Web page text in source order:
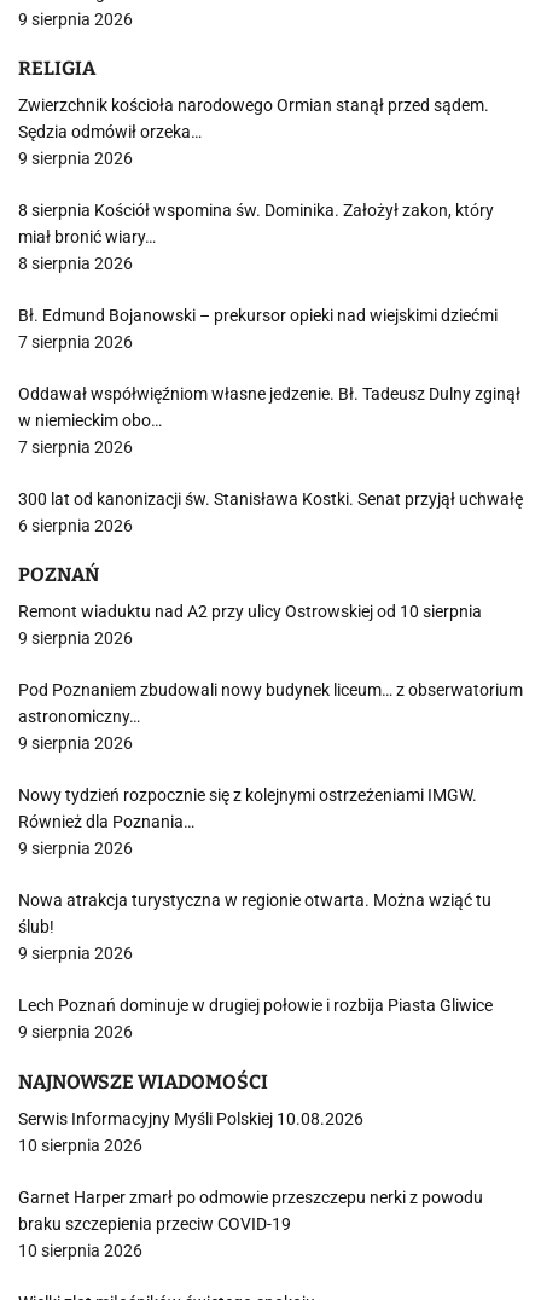
9 sierpnia 2026
RELIGIA
Zwierzchnik kościoła narodowego Ormian stanął przed sądem.
Sędzia odmówił orzeka…
9 sierpnia 2026
8 sierpnia Kościół wspomina św. Dominika. Założył zakon, który
miał bronić wiary…
8 sierpnia 2026
Bł. Edmund Bojanowski – prekursor opieki nad wiejskimi dziećmi
7 sierpnia 2026
Oddawał współwięźniom własne jedzenie. Bł. Tadeusz Dulny zginął
w niemieckim obo…
7 sierpnia 2026
300 lat od kanonizacji św. Stanisława Kostki. Senat przyjął uchwałę
6 sierpnia 2026
POZNAŃ
Remont wiaduktu nad A2 przy ulicy Ostrowskiej od 10 sierpnia
9 sierpnia 2026
Pod Poznaniem zbudowali nowy budynek liceum… z obserwatorium
astronomiczny…
9 sierpnia 2026
Nowy tydzień rozpocznie się z kolejnymi ostrzeżeniami IMGW.
Również dla Poznania…
9 sierpnia 2026
Nowa atrakcja turystyczna w regionie otwarta. Można wziąć tu
ślub!
9 sierpnia 2026
Lech Poznań dominuje w drugiej połowie i rozbija Piasta Gliwice
9 sierpnia 2026
NAJNOWSZE WIADOMOŚCI
Serwis Informacyjny Myśli Polskiej 10.08.2026
10 sierpnia 2026
Garnet Harper zmarł po odmowie przeszczepu nerki z powodu
braku szczepienia przeciw COVID-19
10 sierpnia 2026